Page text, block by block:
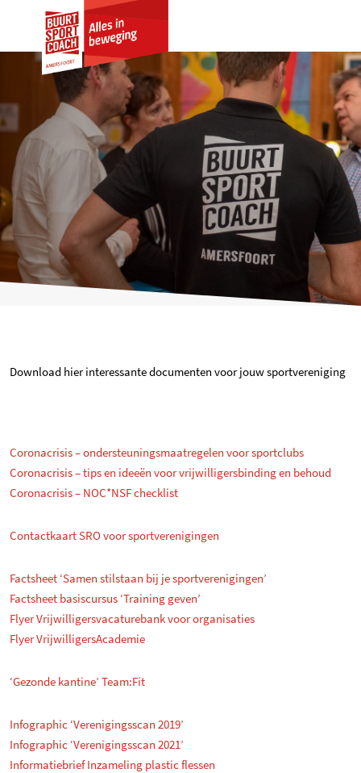
Download hier interessante documenten voor jouw sportvereniging
Downloads
Coronacrisis – ondersteuningsmaatregelen voor sportclubs
Coronacrisis – tips en ideeën voor vrijwilligersbinding en behoud
Coronacrisis – NOC*NSF checklist
Contactkaart SRO voor sportverenigingen
Factsheet ‘Samen stilstaan bij je sportverenigingen’
Factsheet basiscursus ‘Training geven’
Flyer Vrijwilligersvacaturebank voor organisaties
Flyer VrijwilligersAcademie
‘Gezonde kantine’ Team:Fit
Infographic ‘Verenigingsscan 2019’
Infographic ‘Verenigingsscan 2021’
Informatiebrief Inzameling plastic flessen